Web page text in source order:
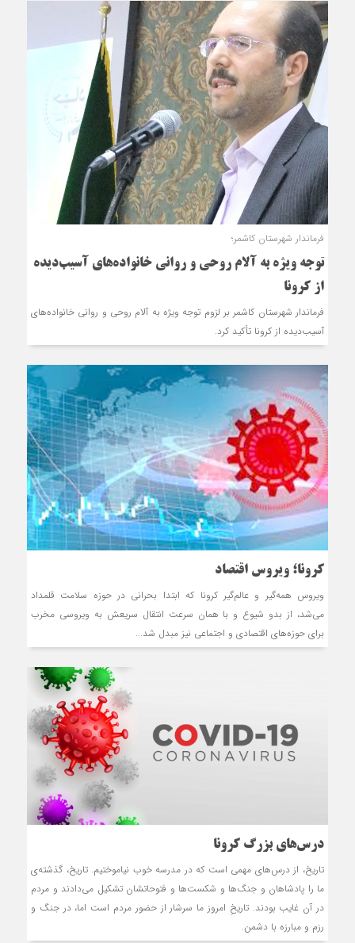
فرماندار شهرستان کاشمر؛
توجه ویژه به آلام روحی و روانی خانواده‌های آسیب‌دیده
از کرونا
فرماندار شهرستان کاشمر بر لزوم توجه ویژه به آلام روحی و روانی خانواده‌های
آسیب‌دیده از کرونا تأکید کرد.
کرونا؛ ویروس اقتصاد
ویروس همه‌‏گیر و عالم‌گیر کرونا که ابتدا بحرانی در حوزه سلامت قلمداد
می‌شد، از بدو شیوع و با همان سرعت انتقال سریعش به ویروسی مخرب
برای حوزه‌های اقتصادی و اجتماعی نیز مبدل شد...
درس‌های بزرگ کرونا
تاريخ، از درس‌هاي مهمي است كه در مدرسه خوب نياموختيم. تاريخ، گذشته‌ی
ما را پادشاهان و جنگ‌ها و شكست‌ها و فتوحاتشان تشكيل مي‌دادند و مردم
در آن غايب بودند. تاريخِ امروز ما سرشار از حضور مردم است اما، در جنگ و
رزم و مبارزه با دشمن.